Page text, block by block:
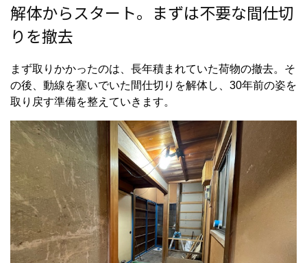
解体からスタート。まずは不要な間仕切
りを撤去
まず取りかかったのは、長年積まれていた荷物の撤去。そ
の後、動線を塞いでいた間仕切りを解体し、30年前の姿を
取り戻す準備を整えていきます。